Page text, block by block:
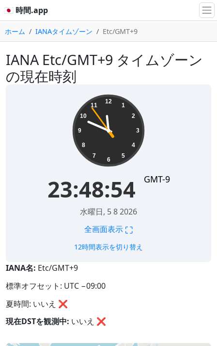
🇯🇵 時間.app
ホーム IANAタイムゾーン Etc/GMT+9
IANA Etc/GMT+9 タイムゾーン
の現在時刻
12
1
2
3
4
5
6
7
8
9
10
11
23:48:55 GMT-9
水曜日, 5 8 2026
全画面表示 ⛶
12時間表示を切り替え
IANA名: Etc/GMT+9
標準オフセット: UTC −09:00
夏時間: いいえ ❌
現在DSTを観測中: いいえ ❌